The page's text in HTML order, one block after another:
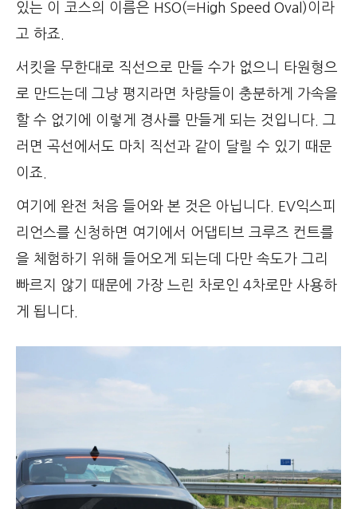
있는 이 코스의 이름은 HSO(=High Speed Oval)이라
고 하죠.
서킷을 무한대로 직선으로 만들 수가 없으니 타원형으
로 만드는데 그냥 평지라면 차량들이 충분하게 가속을
할 수 없기에 이렇게 경사를 만들게 되는 것입니다. 그
러면 곡선에서도 마치 직선과 같이 달릴 수 있기 때문
이죠.
여기에 완전 처음 들어와 본 것은 아닙니다. EV익스피
리언스를 신청하면 여기에서 어댑티브 크루즈 컨트를
을 체험하기 위해 들어오게 되는데 다만 속도가 그리
빠르지 않기 때문에 가장 느린 차로인 4차로만 사용하
게 됩니다.